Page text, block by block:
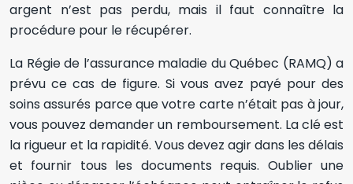
argent n’est pas perdu, mais il faut connaître la
procédure pour le récupérer.
La Régie de l’assurance maladie du Québec (RAMQ) a
prévu ce cas de figure. Si vous avez payé pour des
soins assurés parce que votre carte n’était pas à jour,
vous pouvez demander un remboursement. La clé est
la rigueur et la rapidité. Vous devez agir dans les délais
et fournir tous les documents requis. Oublier une